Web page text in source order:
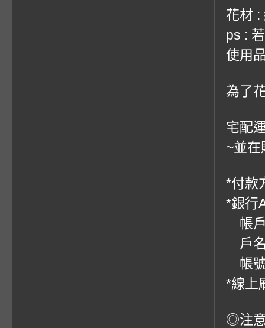
花材 :
ps :
使用
為了
宅配
~並在
*付款
*銀行
帳戶
戶
帳
*線上
◎注